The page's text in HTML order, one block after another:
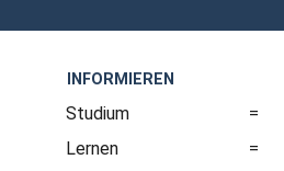
INFORMIEREN
Studium
Lernen